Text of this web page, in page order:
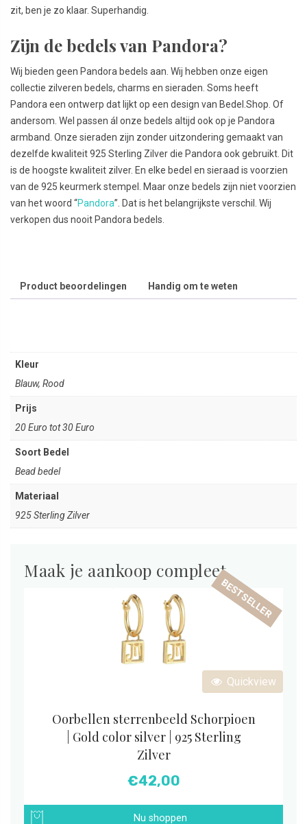
zit, ben je zo klaar. Superhandig.
Zijn de bedels van Pandora?
Wij bieden geen Pandora bedels aan. Wij hebben onze eigen
collectie zilveren bedels, charms en sieraden. Soms heeft
Pandora een ontwerp dat lijkt op een design van Bedel.Shop. Of
andersom. Wel passen ál onze bedels altijd ook op je Pandora
armband. Onze sieraden zijn zonder uitzondering gemaakt van
dezelfde kwaliteit 925 Sterling Zilver die Pandora ook gebruikt. Dit
is de hoogste kwaliteit zilver. En elke bedel en sieraad is voorzien
van de 925 keurmerk stempel. Maar onze bedels zijn niet voorzien
van het woord “Pandora”. Dat is het belangrijkste verschil. Wij
verkopen dus nooit Pandora bedels.
Product beoordelingen Handig om te weten
Kleur
Blauw, Rood
Prijs
20 Euro tot 30 Euro
Soort Bedel
Bead bedel
Materiaal
925 Sterling Zilver
Maak je aankoop compleet
Quickview
BESTSELLER
Oorbellen sterrenbeeld Schorpioen
| Gold color silver | 925 Sterling
Zilver
€42,00
Nu shoppen